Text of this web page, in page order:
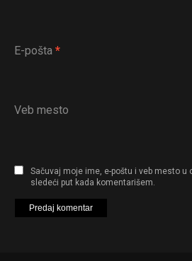
E-pošta *
Veb mesto
Sačuvaj moje ime, e-poštu i veb mesto u
sledeći put kada komentarišem.